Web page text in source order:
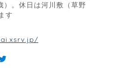
。休日は河川敷（草野
す